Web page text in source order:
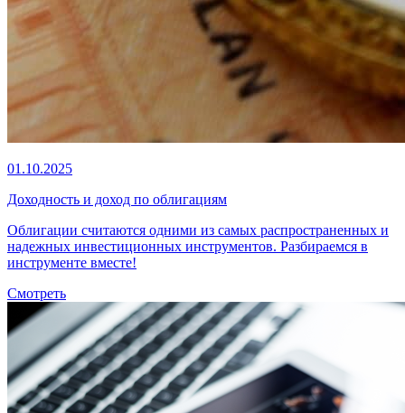
01.10.2025
Доходность и доход по облигациям
Облигации считаются одними из самых распространенных и
надежных инвестиционных инструментов. Разбираемся в
инструменте вместе!
Смотреть